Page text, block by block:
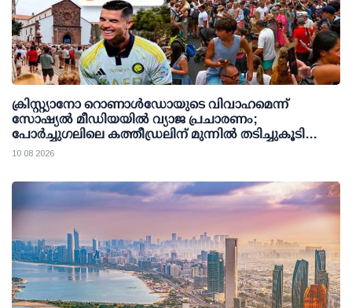
ക്രിസ്റ്റ്യാനോ റൊണാള്‍ഡോയുടെ വിവാഹമെന്ന്
സോഷ്യല്‍ മീഡിയയില്‍ വ്യാജ പ്രചാരണം;
പോര്‍ച്ചുഗലിലെ കത്തീഡ്രലിന് മുന്നില്‍ തടിച്ചുകൂടി
ജനക്കൂട്ടം
10 08 2026